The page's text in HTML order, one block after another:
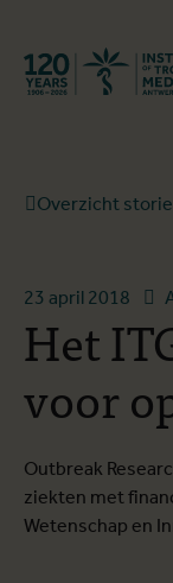
Overzicht
23 april 2018
Het
voor
Outbreak
ziekten met
Wetenschap en